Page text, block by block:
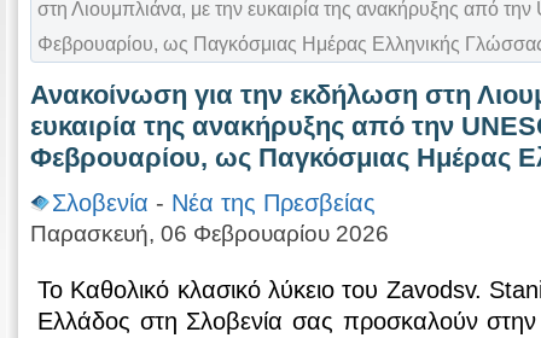
στη Λιουμπλιάνα, με την ευκαιρία της ανακήρυξης από
Φεβρουαρίου, ως Παγκόσμιας Ημέρας Ελληνικής
Ανακοίνωση για την εκδήλωση στη
ευκαιρία της ανακήρυξης από την
Φεβρουαρίου, ως Παγκόσμιας Ημέρας
Σλοβενία - Νέα της Πρεσβείας
Παρασκευή, 06 Φεβρουαρίου 2026
Το Καθολικό κλασικό λύκειο του Zavodsv.
Ελλάδος στη Σλοβενία σας προσκαλούν